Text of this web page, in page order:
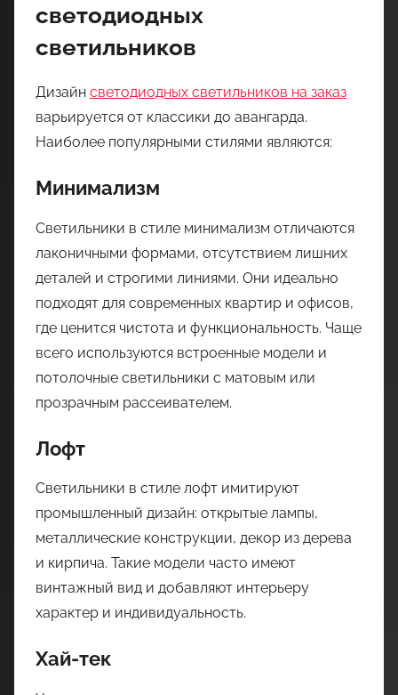
светодиодных
светильников
Дизайн светодиодных светильников на заказ
варьируется от классики до авангарда.
Наиболее популярными стилями являются:
Минимализм
Светильники в стиле минимализм отличаются
лаконичными формами, отсутствием лишних
деталей и строгими линиями. Они идеально
подходят для современных квартир и офисов,
где ценится чистота и функциональность. Чаще
всего используются встроенные модели и
потолочные светильники с матовым или
прозрачным рассеивателем.
Лофт
Светильники в стиле лофт имитируют
промышленный дизайн: открытые лампы,
металлические конструкции, декор из дерева
и кирпича. Такие модели часто имеют
винтажный вид и добавляют интерьеру
характер и индивидуальность.
Хай-тек